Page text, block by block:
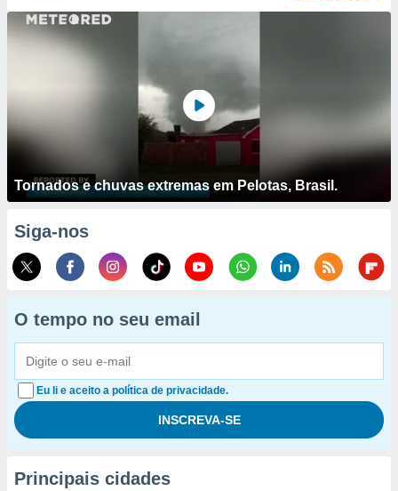
Tornados e chuvas extremas em Pelotas, Brasil.
Siga-nos
O tempo no seu email
Eu li e aceito a política de privacidade.
Principais cidades